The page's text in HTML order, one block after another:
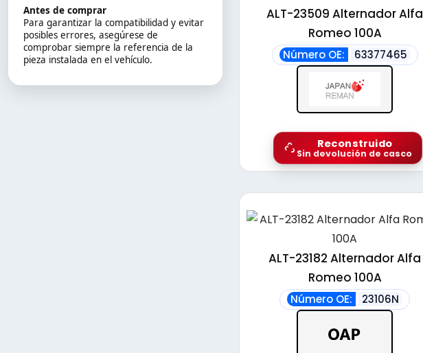
Antes de comprar
Para garantizar la compatibilidad y evitar
posibles errores, asegúrese de
comprobar siempre la referencia de la
pieza instalada en el vehículo.
alto
ALT-23509 Alternador Alfa
Romeo 100A
Número OE: 63377465
Reconstruido
Sin devolución de casco
ALT-23182 Alternador Alfa
Romeo 100A
Número OE: 23106N